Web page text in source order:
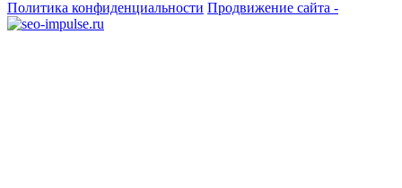
Политика конфиденциальности Продвижение сайта -